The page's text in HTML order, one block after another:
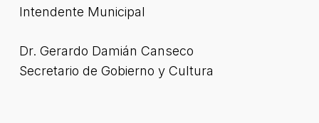
Intendente Municipal
Dr. Gerardo Damián Canseco
Secretario de Gobierno y Cultura